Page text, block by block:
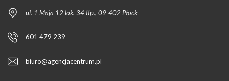
ul. 1 Maja 12 lok. 34 IIp., 09-402 Płock
601 479 239
biuro@agencjacentrum.pl